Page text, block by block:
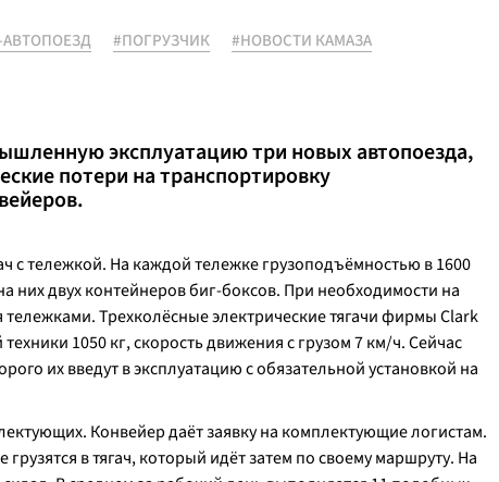
#ПОГРУЗЧИК
#НОВОСТИ КАМАЗА
эксплуатацию три новых автопоезда,
потери на транспортировку
с тележкой. На каждой тележке грузоподъёмностью в 1600
них двух контейнеров биг-боксов. При необходимости на
Трехколёсные электрические тягачи фирмы Clark
1050 кг, скорость движения с грузом 7 км/ч. Сейчас
их введут в эксплуатацию с обязательной установкой на
Конвейер даёт заявку на комплектующие логистам.
в тягач, который идёт затем по своему маршруту. На